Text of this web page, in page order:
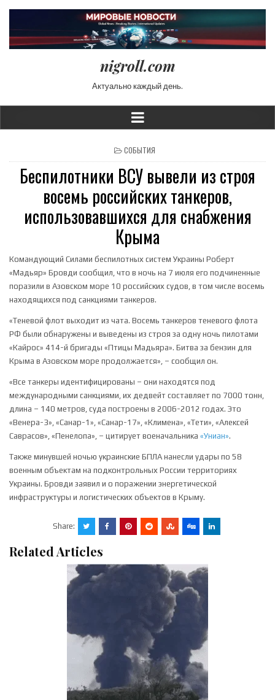
nigroll.com
Актуально каждый день.
POSTED IN
СОБЫТИЯ
Беспилотники ВСУ вывели из строя
восемь российских танкеров,
использовавшихся для снабжения
Крыма
Командующий Силами беспилотных систем Украины Роберт
«Мадьяр» Бровди сообщил, что в ночь на 7 июля его подчиненные
поразили в Азовском море 10 российских судов, в том числе восемь
находящихся под санкциями танкеров.
«Теневой флот выходит из чата. Восемь танкеров теневого флота
РФ были обнаружены и выведены из строя за одну ночь пилотами
«Кайрос» 414-й бригады «Птицы Мадьяра». Битва за бензин для
Крыма в Азовском море продолжается», – сообщил он.
«Все танкеры идентифицированы – они находятся под
международными санкциями, их дедвейт составляет по 7000 тонн,
длина – 140 метров, суда построены в 2006-2012 годах. Это
«Венера-3», «Санар-1», «Санар-17», «Климена», «Тети», «Алексей
Саврасов», «Пенелопа», – цитирует военачальника «Униан».
Также минувшей ночью украинские БПЛА нанесли удары по 58
военным объектам на подконтрольных России территориях
Украины. Бровди заявил и о поражении энергетической
инфраструктуры и логистических объектов в Крыму.
Share:
Related Articles